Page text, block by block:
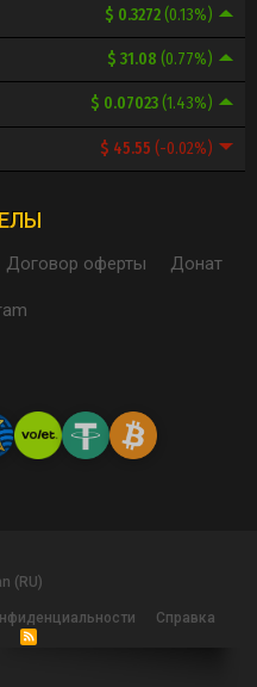
$ 0.3272(0.13%)
$ 31.08 (0.77%)
$ 0.07023(1.43%)
$ 45.55 (-0.02%)
Договор оферты Донат
(RU)
Справка
R